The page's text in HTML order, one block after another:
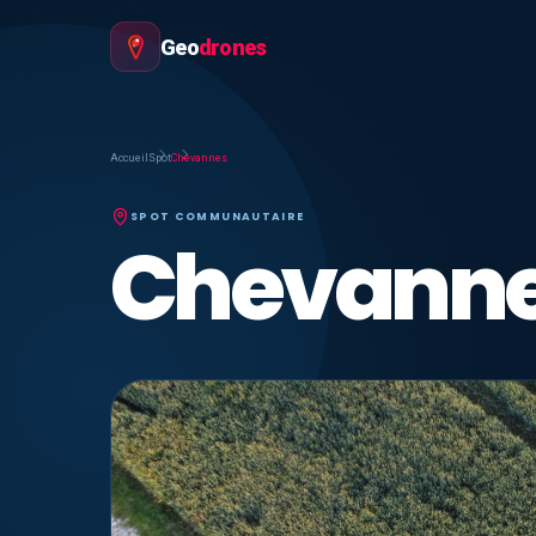
Geodrones
Accueil SpotChevannes
SPOT COMMUNAUTAIRE